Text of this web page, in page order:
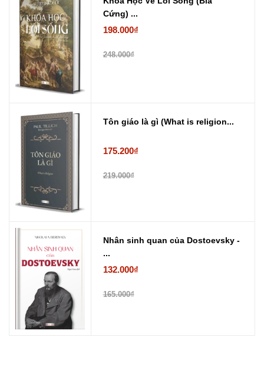
Cứng) ...
198.000₫
248.000₫
Tôn giáo là gì (What is religion...
175.200₫
219.000₫
Nhân sinh quan của Dostoevsky -
...
132.000₫
165.000₫